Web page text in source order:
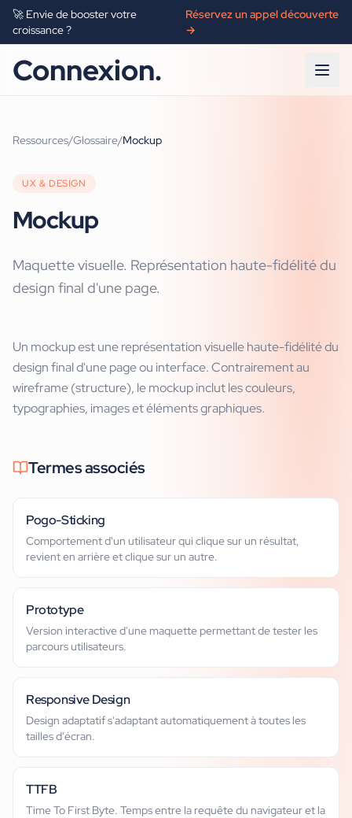
🚀 Envie de booster votre
croissance ?
Réservez un appel découverte
→
Connexion.
Ressources/Glossaire/Mockup
UX & DESIGN
Mockup
Maquette visuelle. Représentation haute-fidélité du
design final d'une page.
Un mockup est une représentation visuelle haute-fidélité du
design final d'une page ou interface. Contrairement au
wireframe (structure), le mockup inclut les couleurs,
typographies, images et éléments graphiques.
Termes associés
Pogo-Sticking
Comportement d'un utilisateur qui clique sur un résultat,
revient en arrière et clique sur un autre.
Prototype
Version interactive d'une maquette permettant de tester les
parcours utilisateurs.
Responsive Design
Design adaptatif s'adaptant automatiquement à toutes les
tailles d'écran.
TTFB
Time To First Byte. Temps entre la requête du navigateur et la